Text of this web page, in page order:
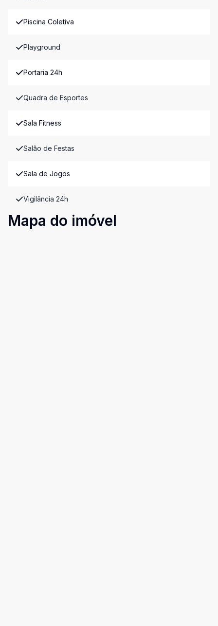
Piscina Coletiva
Playground
Portaria 24h
Quadra de Esportes
Sala Fitness
Salão de Festas
Sala de Jogos
Vigilância 24h
Mapa do imóvel